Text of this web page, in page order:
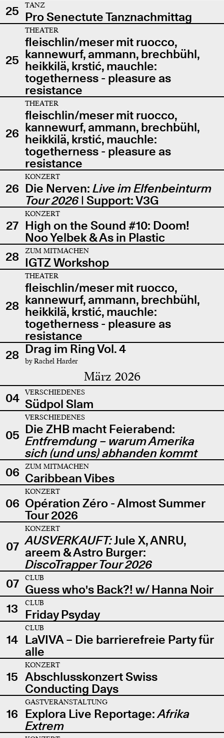
25
TANZ
Pro Senectute Tanznachmittag
25
THEATER
fleischlin/meser mit ruocco,
kannewurf, ammann, brechbühl,
heikkilä, krstić, mauchle:
togetherness - pleasure as
resistance
26
THEATER
fleischlin/meser mit ruocco,
kannewurf, ammann, brechbühl,
heikkilä, krstić, mauchle:
togetherness - pleasure as
resistance
26
KONZERT
Die Nerven: Live im Elfenbeinturm
Tour 2026| Support: V3G
27
KONZERT
High on the Sound #10: Doom!
Noo Yelbek & As in Plastic
28
ZUM MITMACHEN
IGTZ Workshop
28
THEATER
fleischlin/meser mit ruocco,
kannewurf, ammann, brechbühl,
heikkilä, krstić, mauchle:
togetherness - pleasure as
resistance
28 Drag im Ring Vol. 4
by Rachel Harder
März 2026
04 VERSCHIEDENES
Südpol Slam
05
VERSCHIEDENES
Die ZHB macht Feierabend:
Entfremdung – warum Amerika
sich (und uns) abhanden kommt
06
ZUM MITMACHEN
Caribbean Vibes
06
KONZERT
Opération Zéro - Almost Summer
Tour 2026
07
KONZERT
AUSVERKAUFT:Jule X, ANRU,
areem & Astro Burger:
DiscoTrapper Tour 2026
07
CLUB
Guess who's Back?! w/ Hanna Noir
13
CLUB
Friday Psyday
14
CLUB
LaVIVA – Die barrierefreie Party für
alle
15
KONZERT
Abschlusskonzert Swiss
Conducting Days
16
GASTVERANSTALTUNG
Explora Live Reportage:Afrika
Extrem